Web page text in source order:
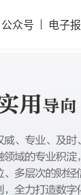
公众号 电子报